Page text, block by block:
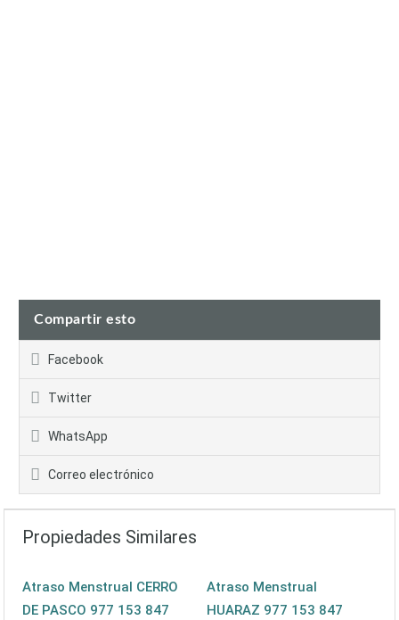
Compartir esto
Facebook
Twitter
WhatsApp
Correo electrónico
Propiedades Similares
Atraso Menstrual CERRO
DE PASCO 977 153 847
Atraso Menstrual
HUARAZ 977 153 847